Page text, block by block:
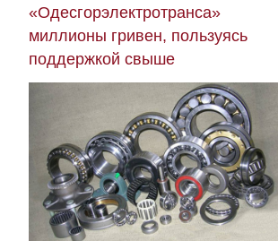
«Одесгорэлектротранса»
миллионы гривен, пользуясь
поддержкой свыше